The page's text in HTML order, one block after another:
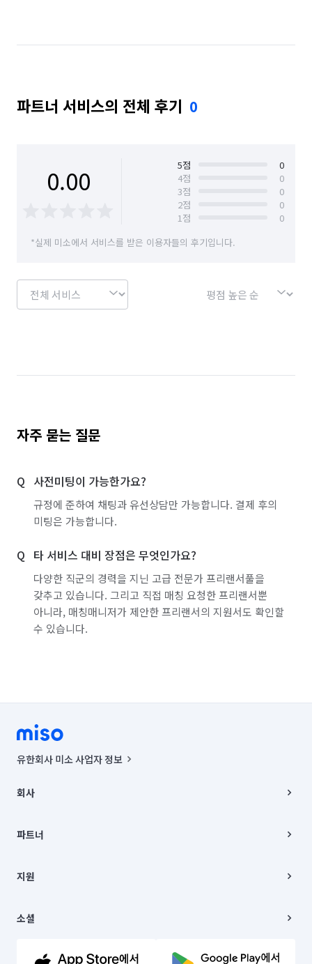
파트너 서비스의 전체 후기 0
0.00 5점
0
4점
0
3점
0
2점
0
1점
0
*실제 미소에서 서비스를 받은 이용자들의 후기입니다.
자주 묻는 질문
사전미팅이 가능한가요?
규정에 준하여 채팅과 유선상담만 가능합니다. 결제 후의
미팅은 가능합니다.
타 서비스 대비 장점은 무엇인가요?
다양한 직군의 경력을 지닌 고급 전문가 프리랜서풀을
갖추고 있습니다. 그리고 직접 매칭 요청한 프리랜서뿐
아니라, 매칭매니저가 제안한 프리랜서의 지원서도 확인할
수 있습니다.
유한회사 미소 사업자 정보
00019 |
주소 | 본사: 서울특별시 종로구 율곡로 6(중학동, 트윈트리빌딩) B동 5층
컨택센터 : 서울특별시 종로구 수송동 율곡로 24, 7층, 8층 미소
상품, 상품정보, 거래에 관한 의무와 책임은 거래당사자에게 있습니다.
언론 보도 관련 문의:
© 유한회사 미소. Miso, Inc. All Rights Reserved.
회사
채용
파트너
이사
지원
이용약관
문의하기
소셜
유튜브